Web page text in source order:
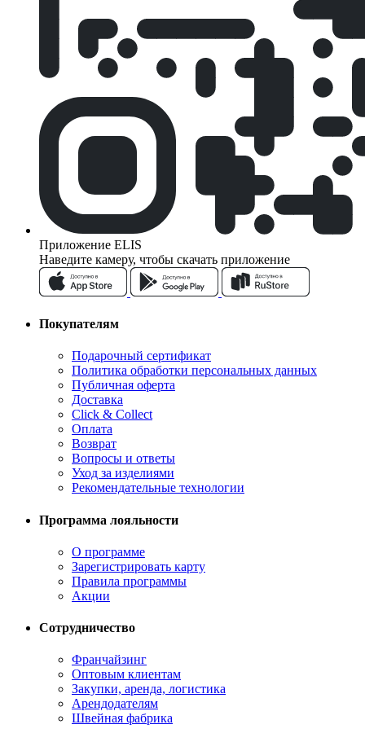
Приложение ELIS
Наведите камеру, чтобы скачать приложение
Покупателям
Подарочный сертификат
Политика обработки персональных данных
Публичная оферта
Доставка
Click & Collect
Оплата
Возврат
Вопросы и ответы
Уход за изделиями
Рекомендательные технологии
Программа лояльности
О программе
Зарегистрировать карту
Правила программы
Акции
Сотрудничество
Франчайзинг
Оптовым клиентам
Закупки, аренда, логистика
Арендодателям
Швейная фабрика